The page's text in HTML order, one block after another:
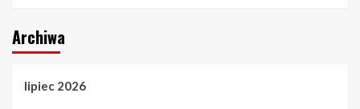
Archiwa
lipiec 2026